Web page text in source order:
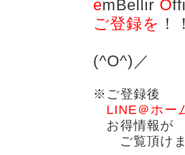
emBellir O
ご登録を ！
(^O^)／
※ご登録後
LINE＠ホー
お得情報が
ご覧頂け